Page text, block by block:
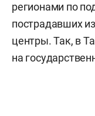
регионами по
пострадавших
центры. Так, в
на